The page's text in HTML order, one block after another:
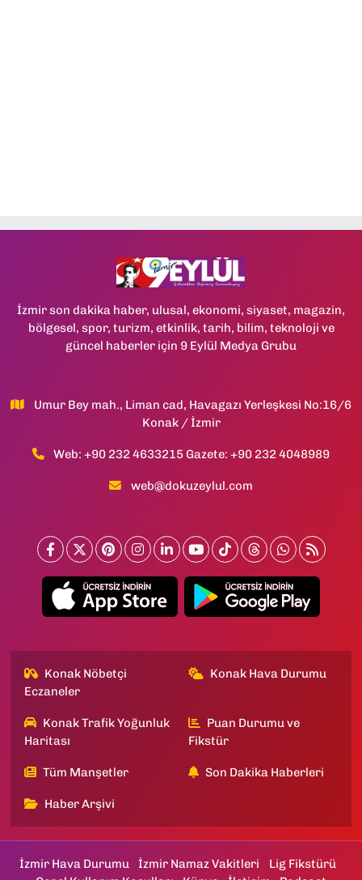
İzmir son dakika haber, ulusal, ekonomi, siyaset, magazin,
bölgesel, spor, turizm, etkinlik, tarih, bilim, teknoloji ve
güncel haberler için 9 Eylül Medya Grubu
Umur Bey mah., Liman cad, Havagazı Yerleşkesi No:16/6
Konak / İzmir
Web: +90 232 4633215 Gazete: +90 232 4048989
web@dokuzeylul.com
Konak Nöbetçi
Eczaneler
Konak Hava Durumu
Konak Trafik Yoğunluk
Haritası
Puan Durumu ve
Fikstür
Tüm Manşetler Son Dakika Haberleri
Haber Arşivi
İzmir Hava Durumu İzmir Namaz Vakitleri
Lig Fikstürü